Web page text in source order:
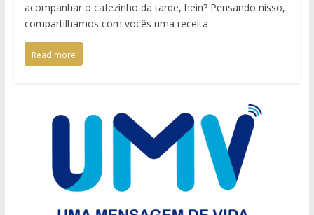
acompanhar o cafezinho da tarde, hein? Pensando nisso,
compartilhamos com vocês uma receita
Read more